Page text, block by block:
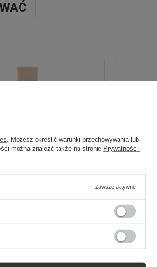
Pasek
. Możesz określić warunki przechowywania lub
można znaleźć także na stronie Prywatność i
Zawsze aktywne